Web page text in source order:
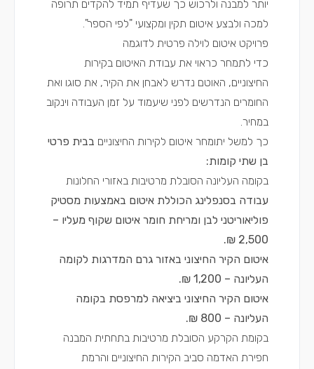
יותר למבנה ולרכוש כך שעדיף תמיד להקדים תרופה
למכה ולבצע איטום תקין ומקצועי "לפי הספר".
פרויקט איטום לוילה פרטית לדוגמה
כדי לתמחר כראוי את עבודת האיטום בקירות
החיצוניים, האוטם נדרש לאבחן את הקיר, את סוגו ואת
החומרים הנדרשים לפני שיעמוד על זמן העבודה וינקוב
במחיר.
כך למשל יתומחר איטום לקירות החיצוניים בבית פרטי
בן שתי קומות:
בקומה העליונה הסובלת מרטיבות באזורי החלונות
עבודה בסנפלינג הכוללת איטום באמצעות מסטיק
פוליאוריטני לבן ומריחת חומר איטום שקוף מעליו –
2,500 ₪.
איטום הקיר החיצוני באזור גרם המדרגות לקומה
העליונה – 1,200 ₪.
איטום הקיר החיצוני ביציאה למרפסת בקומה
העליונה – 800 ₪.
בקומת הקרקע הסובלת מרטיבות בתחתית המבנה
חפירת האדמה סביב הקירות החיצוניים והרמת